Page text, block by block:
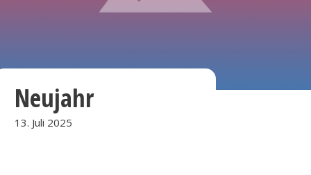
Neujahr
13. Juli 2025